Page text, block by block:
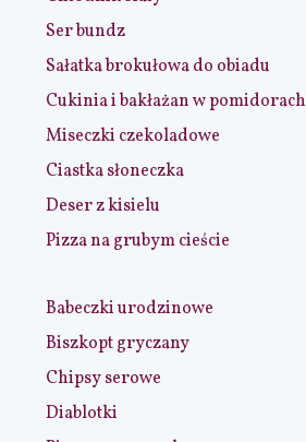
Ser bundz
Sałatka brokułowa do obiadu
Cukinia i bakłażan w pomidorach
Miseczki czekoladowe
Ciastka słoneczka
Deser z kisielu
Pizza na grubym cieście
Babeczki urodzinowe
Biszkopt gryczany
Chipsy serowe
Diablotki